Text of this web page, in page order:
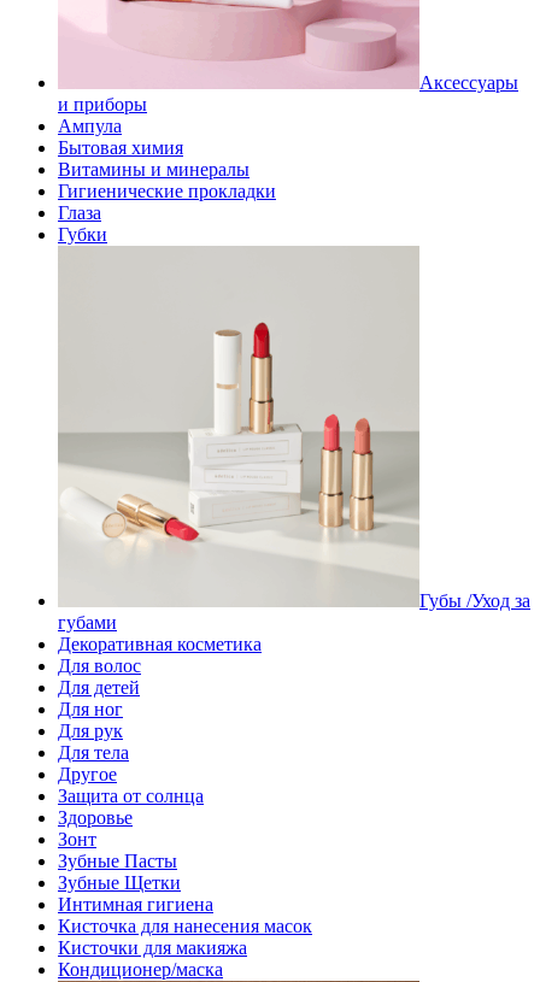
Аксессуары
и приборы
Ампула
Бытовая химия
Витамины и минералы
Гигиенические прокладки
Глаза
Губки
Губы /Уход за
губами
Декоративная косметика
Для волос
Для детей
Для ног
Для рук
Для тела
Другое
Защита от солнца
Здоровье
Зонт
Зубные Пасты
Зубные Щетки
Интимная гигиена
Кисточка для нанесения масок
Кисточки для макияжа
Кондиционер/маска